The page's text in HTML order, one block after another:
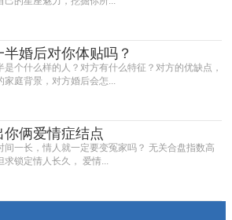
半婚后对你体贴吗？
是个什么样的人？对方有什么特征？对方的优缺点，
家庭背景，对方婚后会怎...
你俩爱情症结点
间一长，情人就一定要变冤家吗？ 无关合盘指数高
求锁定情人长久， 爱情...